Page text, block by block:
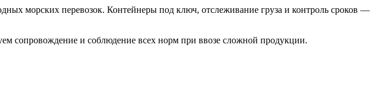
морских перевозок. Контейнеры под ключ, отслеживание груза и контроль сроков —
сопровождение и соблюдение всех норм при ввозе сложной продукции.